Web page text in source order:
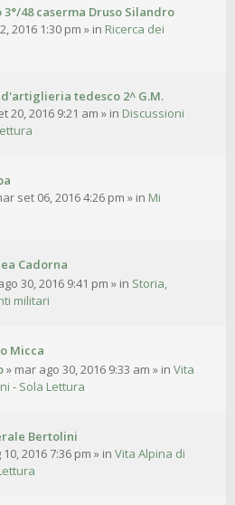
48 caserma Druso Silandro
2016 1:30 pm » in Ricerca dei
tedesco 2^ G.M.
20, 2016 9:21 am » in Discussioni
set 06, 2016 4:26 pm » in Mi
Cadorna
30, 2016 9:41 pm » in Storia,
militari
Micca
» mar ago 30, 2016 9:33 am » in Vita
- Sola Lettura
Bertolini
2016 7:36 pm » in Vita Alpina di